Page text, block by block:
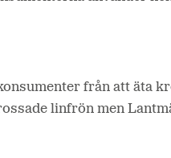
från att äta
linfrön men